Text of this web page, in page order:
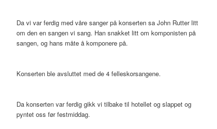
Da vi var ferdig med våre sanger på konserten sa John Rutter litt
om den en sangen vi sang. Han snakket litt om komponisten på
sangen, og hans måte å komponere på.
Konserten ble avsluttet med de 4 felleskorsangene.
Da konserten var ferdig gikk vi tilbake til hotellet og slappet og
pyntet oss før festmiddag.